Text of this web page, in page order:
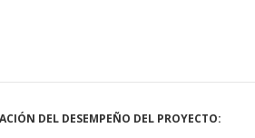
DEL DESEMPEÑO DEL PROYECTO: